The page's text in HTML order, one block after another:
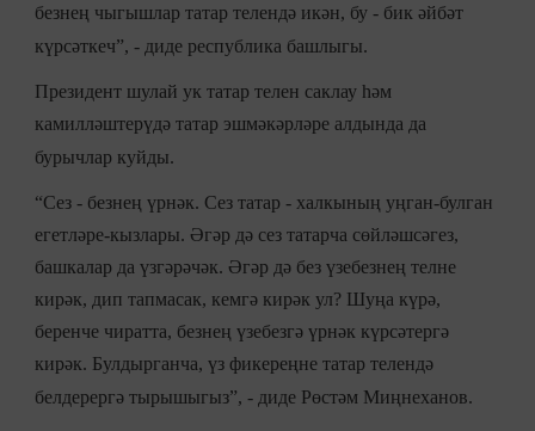
безнең чыгышлар татар телендә икән, бу - бик әйбәт
күрсәткеч”, - диде республика башлыгы.
Президент шулай ук татар телен саклау һәм
камилләштерүдә татар эшмәкәрләре алдында да
бурычлар куйды.
“Сез - безнең үрнәк. Сез татар - халкының уңган-булган
егетләре-кызлары. Әгәр дә сез татарча сөйләшсәгез,
башкалар да үзгәрәчәк. Әгәр дә без үзебезнең телне
кирәк, дип тапмасак, кемгә кирәк ул? Шуңа күрә,
беренче чиратта, безнең үзебезгә үрнәк күрсәтергә
кирәк. Булдырганча, үз фикереңне татар телендә
белдерергә тырышыгыз”, - диде Рөстәм Миңнеханов.